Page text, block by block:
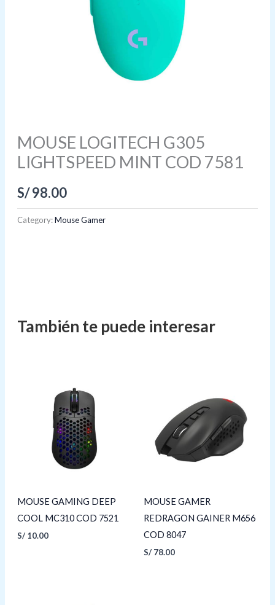
MOUSE LOGITECH G305
LIGHTSPEED MINT COD 7581
S/98.00
Category:Mouse Gamer
MOUSE GAMING DEEP
COOL MC310 COD 7521
S/10.00
MOUSE GAMER
REDRAGON GAINER M656
COD 8047
S/ 78.00